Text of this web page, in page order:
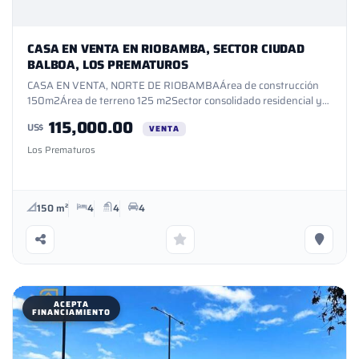
CASA EN VENTA EN RIOBAMBA, SECTOR CIUDAD
BALBOA, LOS PREMATUROS
CASA EN VENTA, NORTE DE RIOBAMBAÁrea de construcción
150m2Área de terreno 125 m2Sector consolidado residencial y
independienteExcelente iluminaciónSistema Alexa, cámaras de
seguridad, alarma3 puestos de estacionamientoJardín vertical
aéreasDormitorio máster con baño y clóset 3 dormitorios con
baño y clósetAmplia terraza GENERAMOS SOLUCIONES
INMOBILIARIAS SEGÚN LA NECESIDAD DEL CLIENTE,
TRABAJAMOS CON EL RESPALDO DE LICENCIA PROFESIONAL
1156P Y 102B
US$ 115,000.00 VENTA
Los Prematuros
150 m² 4 4 4
ACEPTA
FINANCIAMIENTO